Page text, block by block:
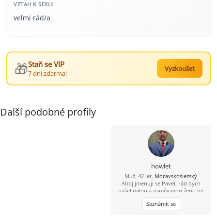
VZTAH K SEXU:
velmi rád/a
🎁Staň se VIP
7 dní zdarma!
Vyzkoušet
Další podobné profily
howlet
Muž, 42 let, Moravskoslezský
Ahoj jmenuji se Pavel, rád bych
našel milou a usměvavou ženu ne
jen na pokec ale pokud možno i na
vážný vztah mezi 26 a 49 lety, pokud
budeš chtít ozvi se, budu moc rád
Seznámit se